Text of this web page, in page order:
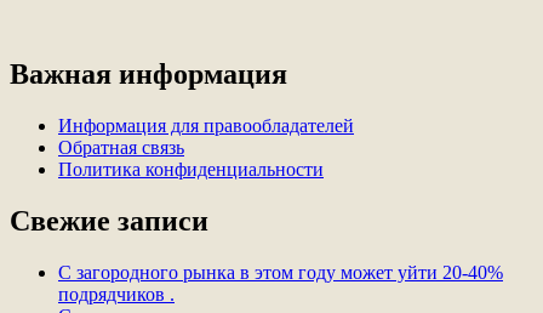
Важная информация
Информация для правообладателей
Обратная связь
Политика конфиденциальности
Свежие записи
С загородного рынка в этом году может уйти 20-40%
подрядчиков .